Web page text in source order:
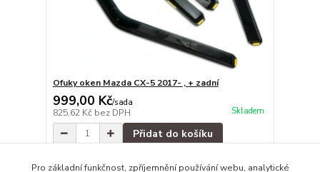
Ofuky oken Mazda CX-5 2017- , + zadní
999,00 Kč/sada
825,62 Kč bez DPH Skladem
Přidat do košíku
Pro základní funkčnost, zpříjemnění používání webu, analytické